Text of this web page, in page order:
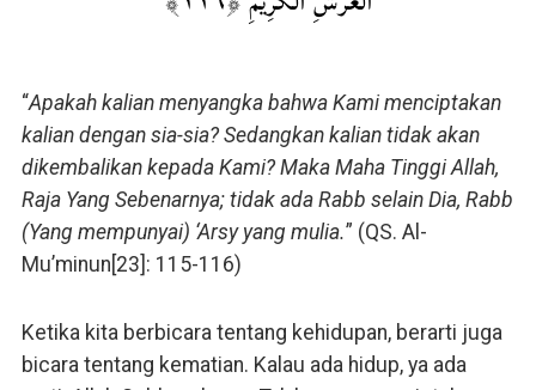
“Apakah kalian menyangka bahwa Kami menciptakan
kalian dengan sia-sia? Sedangkan kalian tidak akan
dikembalikan kepada Kami? Maka Maha Tinggi Allah,
Raja Yang Sebenarnya; tidak ada Rabb selain Dia, Rabb
(Yang mempunyai) ‘Arsy yang mulia.” (QS. Al-
Mu’minun[23]: 115-116)
Ketika kita berbicara tentang kehidupan, berarti juga
bicara tentang kematian. Kalau ada hidup, ya ada